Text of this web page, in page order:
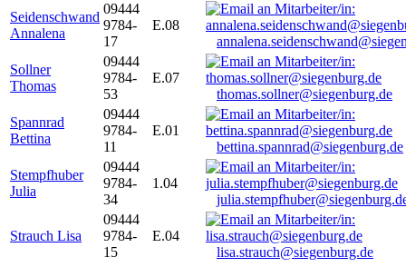
Seidenschwand
Annalena
09444
9784-
17
E.08
Sollner
Thomas
09444
9784-
53
E.07
thomas.sollner@siegenburg.de
Spannrad
Bettina
09444
9784-
11
E.01
bettina.spannrad@siegenburg.de
Stempfhuber
Julia
09444
9784-
34
1.04
Strauch Lisa
09444
9784-
15
E.04
lisa.strauch@siegenburg.de